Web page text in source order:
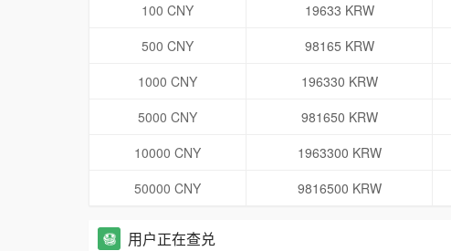
100 CNY
19633 KRW
500 CNY
98165 KRW
1000 CNY
196330 KRW
5000 CNY
981650 KRW
10000 CNY
1963300 KRW
50000 CNY
9816500 KRW
用户正在查兑